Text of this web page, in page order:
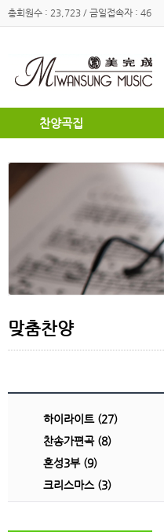
총회원수 : 23,723 / 금일접속자 : 46
찬양곡집
쉽고은혜로운찬양곡집
명성가 / 애창성가
복음성가합창편곡집
우리가락 찬양곡집
절기별성가
혼성3부
여성성가
맞춤찬양
하이라이트 (27)
찬송가편곡 (8)
혼성3부 (9)
크리스마스 (3)